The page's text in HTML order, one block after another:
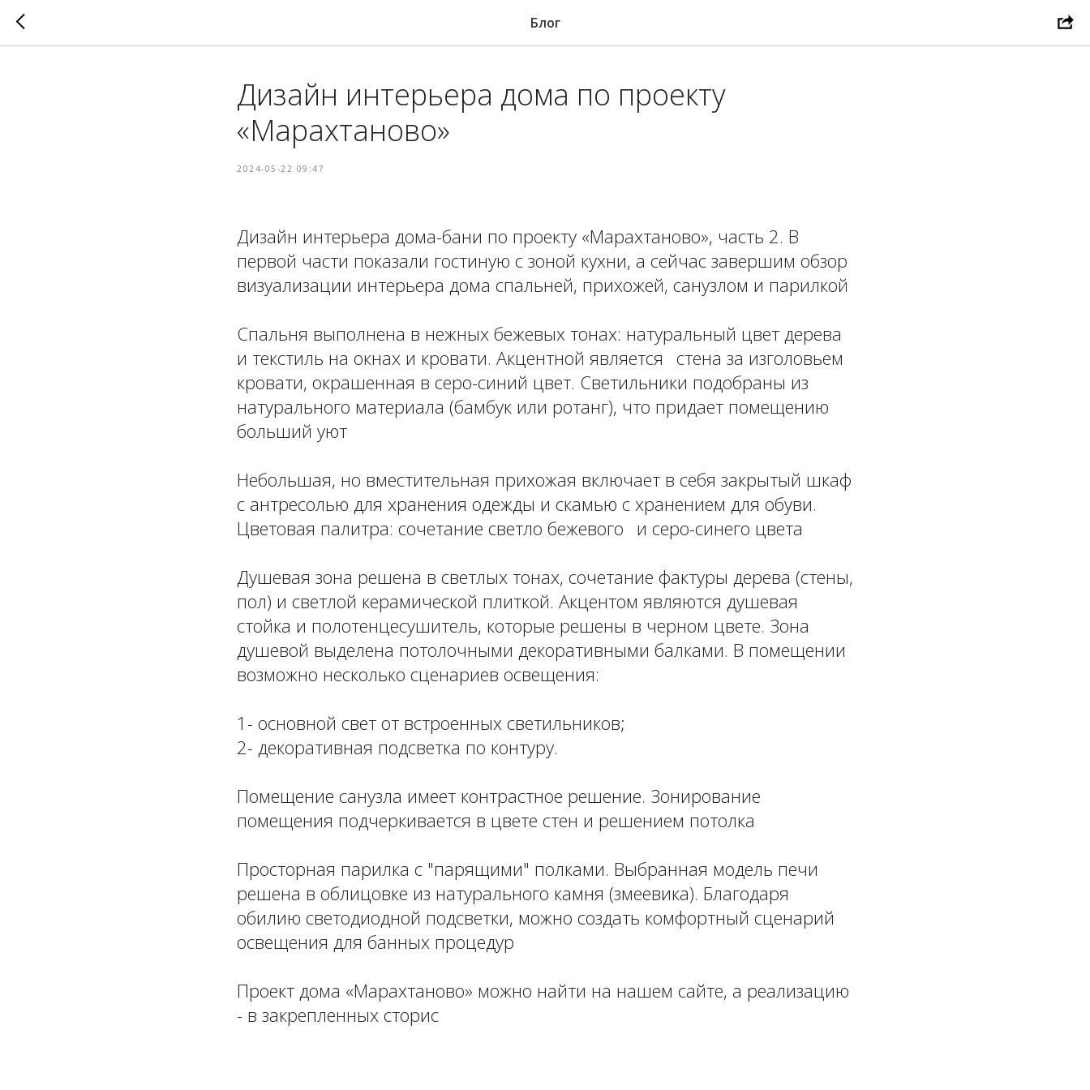
Блог
Дизайн интерьера дома по проекту
«Марахтаново»
2024-05-22 09:47
Дизайн интерьера дома-бани по проекту «Марахтаново», часть 2. В
первой части показали гостиную с зоной кухни, а сейчас завершим обзор
визуализации интерьера дома спальней, прихожей, санузлом и парилкой
Спальня выполнена в нежных бежевых тонах: натуральный цвет дерева
и текстиль на окнах и кровати. Акцентной является⠀стена за изголовьем
кровати, окрашенная в серо-синий цвет. Светильники подобраны из
натурального материала (бамбук или ротанг), что придает помещению
больший уют ⁣⁣⠀
Небольшая, но вместительная прихожая включает в себя закрытый шкаф
с антресолью для хранения одежды и скамью с хранением для обуви.
Цветовая палитра: сочетание светло бежевого⠀и серо-синего цвета ⠀
Душевая зона решена в светлых тонах, сочетание фактуры дерева (стены,
пол) и светлой керамической плиткой. Акцентом являются душевая
стойка и полотенцесушитель, которые решены в черном цвете. Зона
душевой выделена потолочными декоративными балками. В помещении
возможно несколько сценариев освещения: ⁣⁣⠀
1- основной свет от встроенных светильников;⁣⁣⠀
2- декоративная подсветка по контуру.⁣⁣⠀
Помещение санузла имеет контрастное решение. Зонирование
помещения подчеркивается в цвете стен и решением потолка
Просторная парилка с "парящими" полками. Выбранная модель печи
решена в облицовке из натурального камня (змеевика). Благодаря
обилию светодиодной подсветки, можно создать комфортный сценарий
освещения для банных процедур
Проект дома «Марахтаново» можно найти на нашем сайте, а реализацию
- в закрепленных сторис